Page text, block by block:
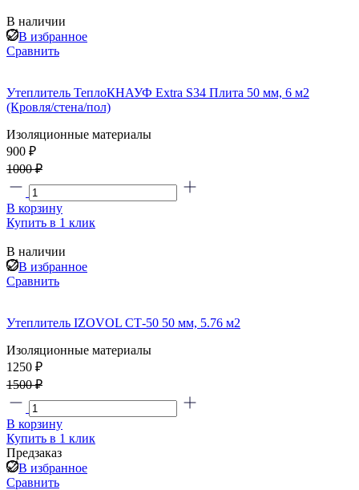
В наличии
В избранное
Сравнить
Утеплитель ТеплоКНАУФ Extra S34 Плита 50 мм, 6 м2
(Кровля/стена/пол)
Изоляционные материалы
900 ₽
1000 ₽
В корзину
Купить в 1 клик
В наличии
В избранное
Сравнить
Утеплитель IZOVOL СТ-50 50 мм, 5.76 м2
Изоляционные материалы
1250 ₽
1500 ₽
В корзину
Купить в 1 клик
Предзаказ
В избранное
Сравнить